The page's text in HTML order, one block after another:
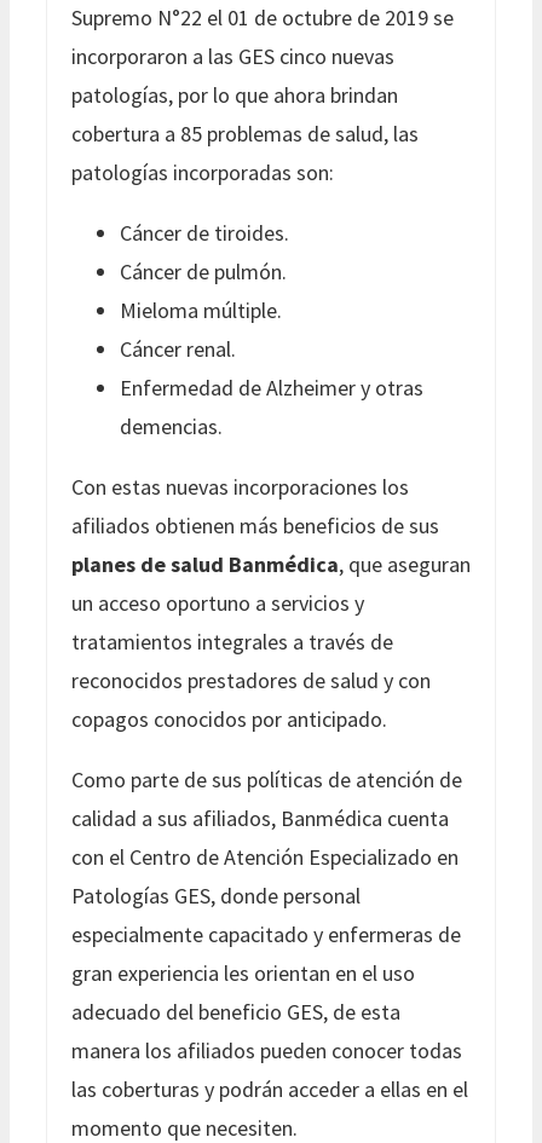
Supremo N°22 el 01 de octubre de 2019 se
incorporaron a las GES cinco nuevas
patologías, por lo que ahora brindan
cobertura a 85 problemas de salud, las
patologías incorporadas son:
Cáncer de tiroides.
Cáncer de pulmón.
Mieloma múltiple.
Cáncer renal.
Enfermedad de Alzheimer y otras
demencias.
Con estas nuevas incorporaciones los
afiliados obtienen más beneficios de sus
planes de salud Banmédica, que aseguran
un acceso oportuno a servicios y
tratamientos integrales a través de
reconocidos prestadores de salud y con
copagos conocidos por anticipado.
Como parte de sus políticas de atención de
calidad a sus afiliados, Banmédica cuenta
con el Centro de Atención Especializado en
Patologías GES, donde personal
especialmente capacitado y enfermeras de
gran experiencia les orientan en el uso
adecuado del beneficio GES, de esta
manera los afiliados pueden conocer todas
las coberturas y podrán acceder a ellas en el
momento que necesiten.